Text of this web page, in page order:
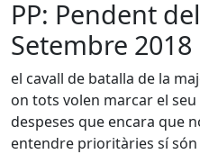
PP: Pendent
Setembre 2018
el cavall de batalla de la
on tots volen marcar el
despeses que encara que
entendre prioritàries sí